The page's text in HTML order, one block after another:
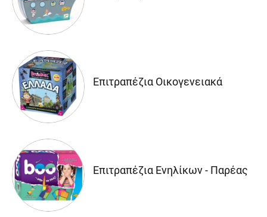
Επιτραπέζια Οικογενειακά
Επιτραπέζια Ενηλίκων - Παρέας